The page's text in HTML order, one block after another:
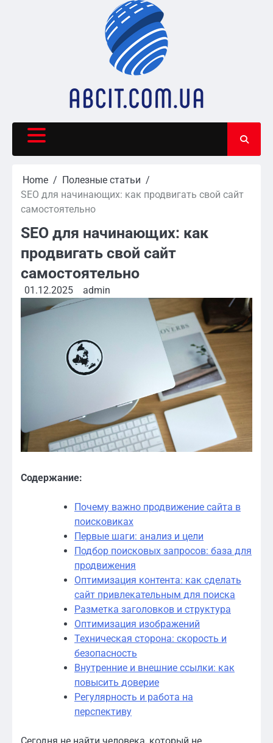
Home
Полезные статьи
SEO для начинающих: как продвигать свой сайт
самостоятельно
SEO для начинающих: как
продвигать свой сайт
самостоятельно
01.12.2025 admin
Содержание:
Почему важно продвижение сайта в
поисковиках
Первые шаги: анализ и цели
Подбор поисковых запросов: база для
продвижения
Оптимизация контента: как сделать
сайт привлекательным для поиска
Разметка заголовков и структура
Оптимизация изображений
Техническая сторона: скорость и
безопасность
Внутренние и внешние ссылки: как
повысить доверие
Регулярность и работа на
перспективу